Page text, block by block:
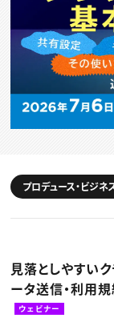
クリエイター求
CREATIVE
特集求人
採用説明会
転職支援サー
CONTENTS
スキルアップした
動画配信・映
編集・ライティ
ディレクション
TOP Creator’s
Webクリエイタ
ゲームクリエイ
クリエイターイ
C＆R Magazine
セミナー
ニュース・トレ
Web
映像
ゲーム・エンタメ
広告
プロデュース・ビジネ
見落としやすい
ータ送信・利用
ウェビナー